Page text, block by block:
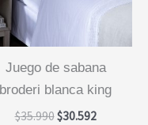
juego de sabana
broderi blanca king
$35.990El
$30.592El